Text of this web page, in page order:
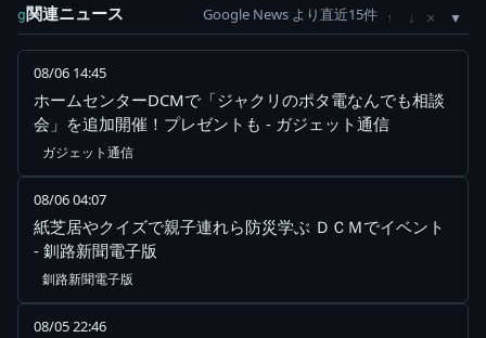
g関連ニュース Google News より直近15件 ↑ ↓ ×
08/06 14:45
ホームセンターDCMで「ジャクリのポタ電なんでも相談
会」を追加開催！プレゼントも - ガジェット通信
ガジェット通信
08/06 04:07
紙芝居やクイズで親子連れら防災学ぶ ＤＣＭでイベント
- 釧路新聞電子版
釧路新聞電子版
08/05 22:46